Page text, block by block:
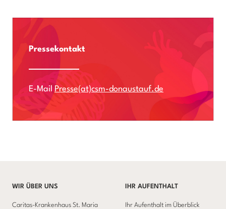
Pressekontakt
E-MailPresse(at)csm-donaustauf.de
WIR ÜBER UNS
Caritas-Krankenhaus St. Maria
IHR AUFENTHALT
Ihr Aufenthalt im Überblick